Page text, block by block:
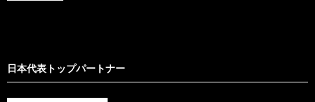
日本代表トップパートナー